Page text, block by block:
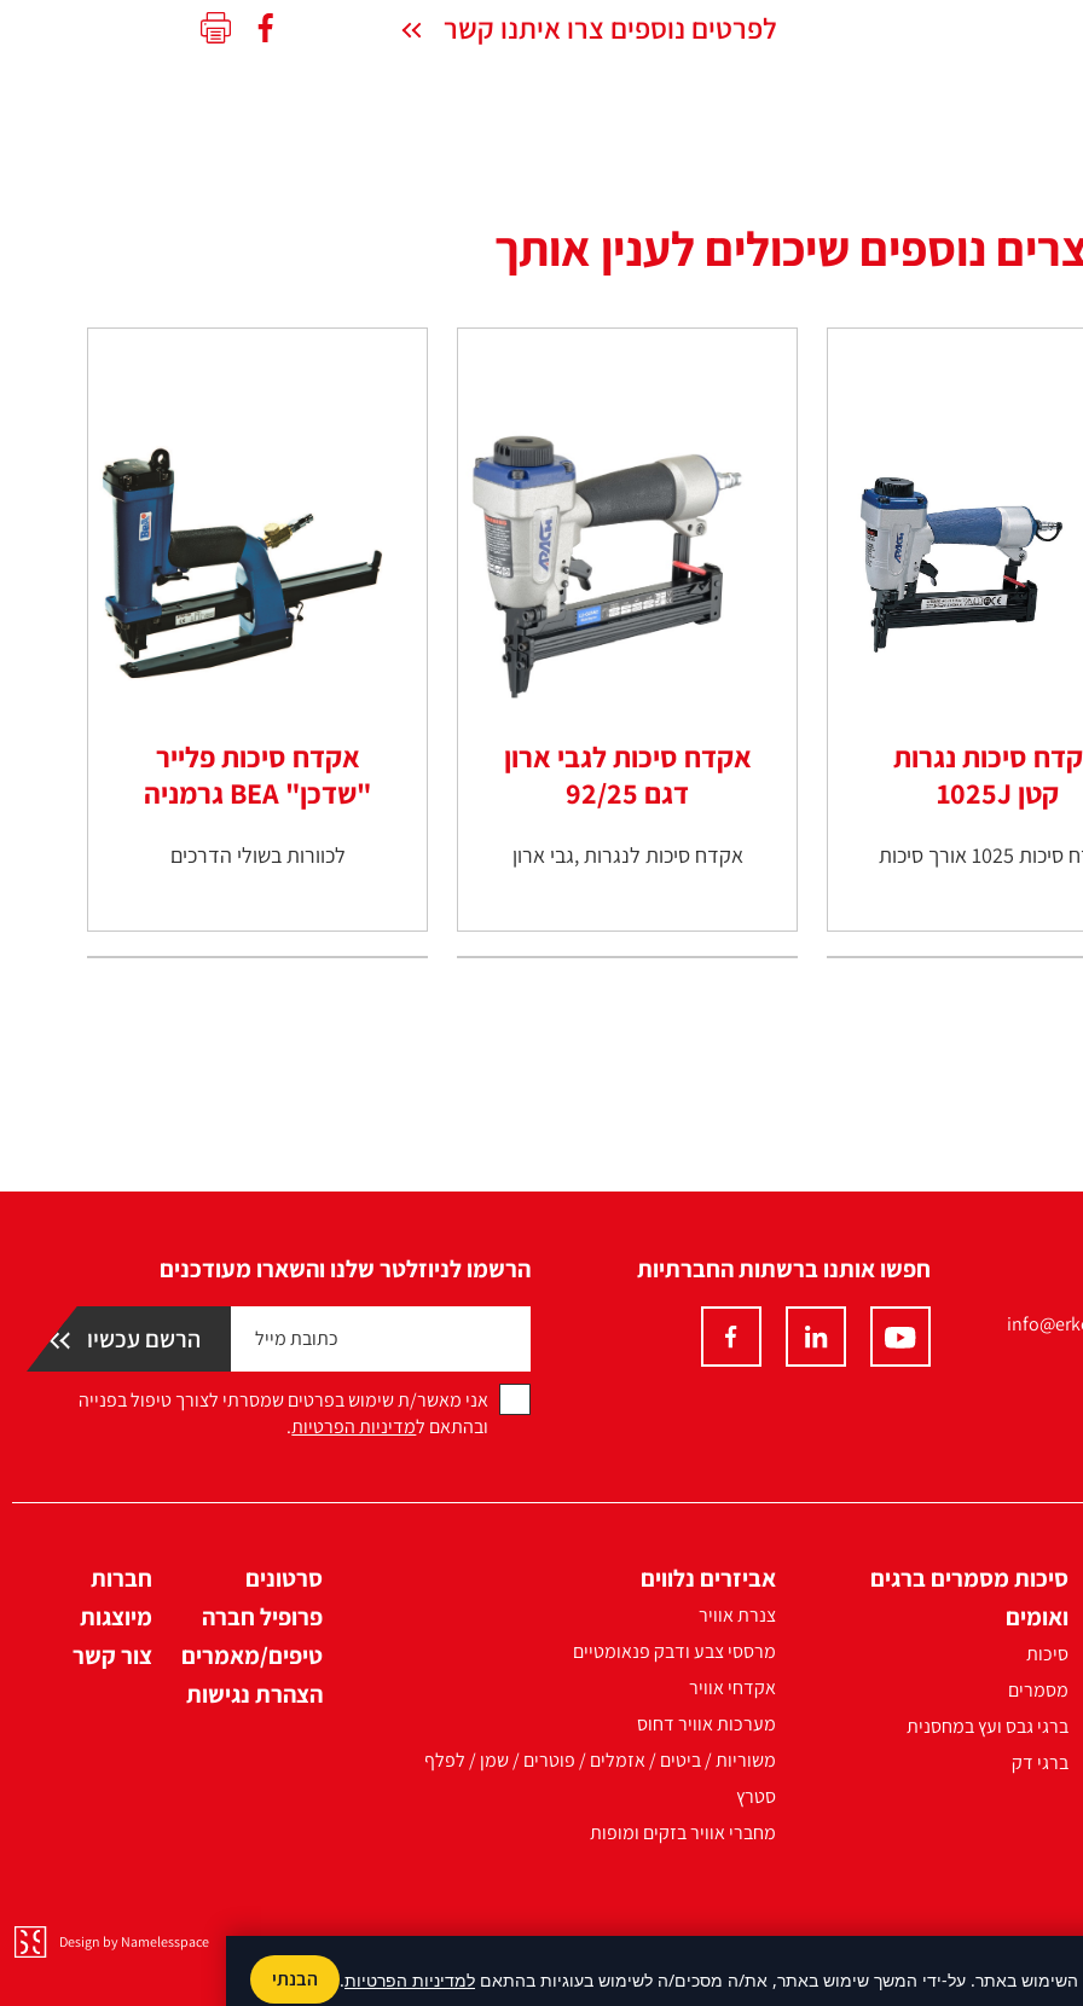
לפרטים נוספים צרו איתנו קשר
נוספים שיכולים לענין אותך
סיכות נגרות
קטן 1025J
1025 אורך סיכות
אקדח סיכות לגבי ארון
דגם 92/25
אקדח סיכות לנגרות ,גבי ארון
אקדח סיכות פלייר
"שדכן" BEA גרמניה
לכוורות בשולי הדרכים
חפשו אותנו ברשתות החברתיות הרשמו לניוזלטר שלנו והשארו מעודכנים
אני מאשר/ת שימוש בפרטים שמסרתי לצורך טיפול בפנייה
ובהתאם למדיניות הפרטיות.
סיכות מסמרים ברגים
ואומים
סיכות
מסמרים
ברגי גבס ועץ במחסנית
ברגי דק
אביזרים נלווים
צנרת אוויר
מרססי צבע ודבק פנאומטיים
אקדחי אוויר
מערכות אוויר דחוס
משוריות / ביטים / אזמלים / פוטרים / שמן / לפלף
סטרץ
מחברי אוויר בזקים ומופות
סרטונים
פרופיל חברה
טיפים/מאמרים
הצהרת נגישות
חברות
מיוצגות
צור קשר
Design by Namelesspace
למדיניות הפרטיות. הבנתי